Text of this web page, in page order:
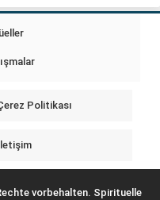
Politikası
vorbehalten. Spirituelle